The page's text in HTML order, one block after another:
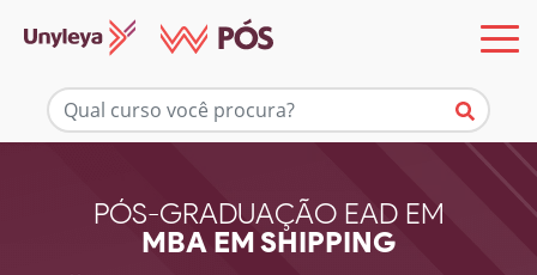
PÓS-GRADUAÇÃO EAD EM
MBA EM SHIPPING
Mais informações